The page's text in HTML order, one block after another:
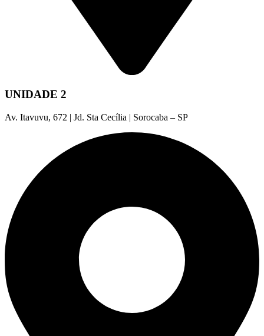
UNIDADE 2
Av. Itavuvu, 672 | Jd. Sta Cecília | Sorocaba – SP